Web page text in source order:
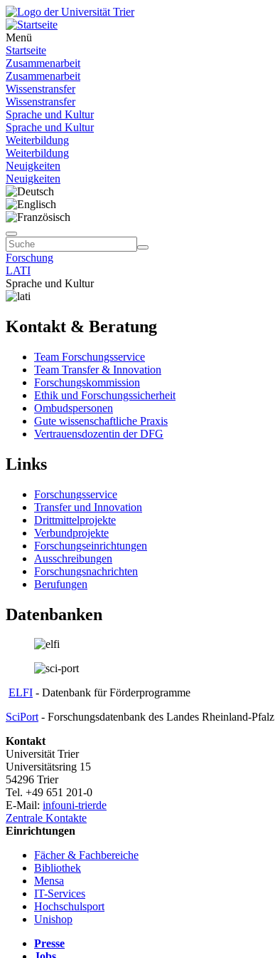
Menü
Startseite
Zusammenarbeit
Zusammenarbeit
Wissenstransfer
Wissenstransfer
Sprache und Kultur
Sprache und Kultur
Weiterbildung
Weiterbildung
Neuigkeiten
Neuigkeiten
Forschung
LATI
Sprache und Kultur
Kontakt & Beratung
Team Forschungsservice
Team Transfer & Innovation
Forschungskommission
Ethik und Forschungssicherheit
Ombudspersonen
Gute wissenschaftliche Praxis
Vertrauensdozentin der DFG
Links
Forschungsservice
Transfer und Innovation
Drittmittelprojekte
Verbundprojekte
Forschungseinrichtungen
Ausschreibungen
Forschungsnachrichten
Berufungen
Datenbanken
ELFI - Datenbank für Förderprogramme
SciPort- Forschungsdatenbank des Landes Rheinland-Pfalz
Kontakt
Universität Trier
Universitätsring 15
54296 Trier
Tel. +49 651 201-0
E-Mail: infouni-trierde
Zentrale Kontakte
Einrichtungen
Fächer & Fachbereiche
Bibliothek
Mensa
IT-Services
Hochschulsport
Unishop
Presse